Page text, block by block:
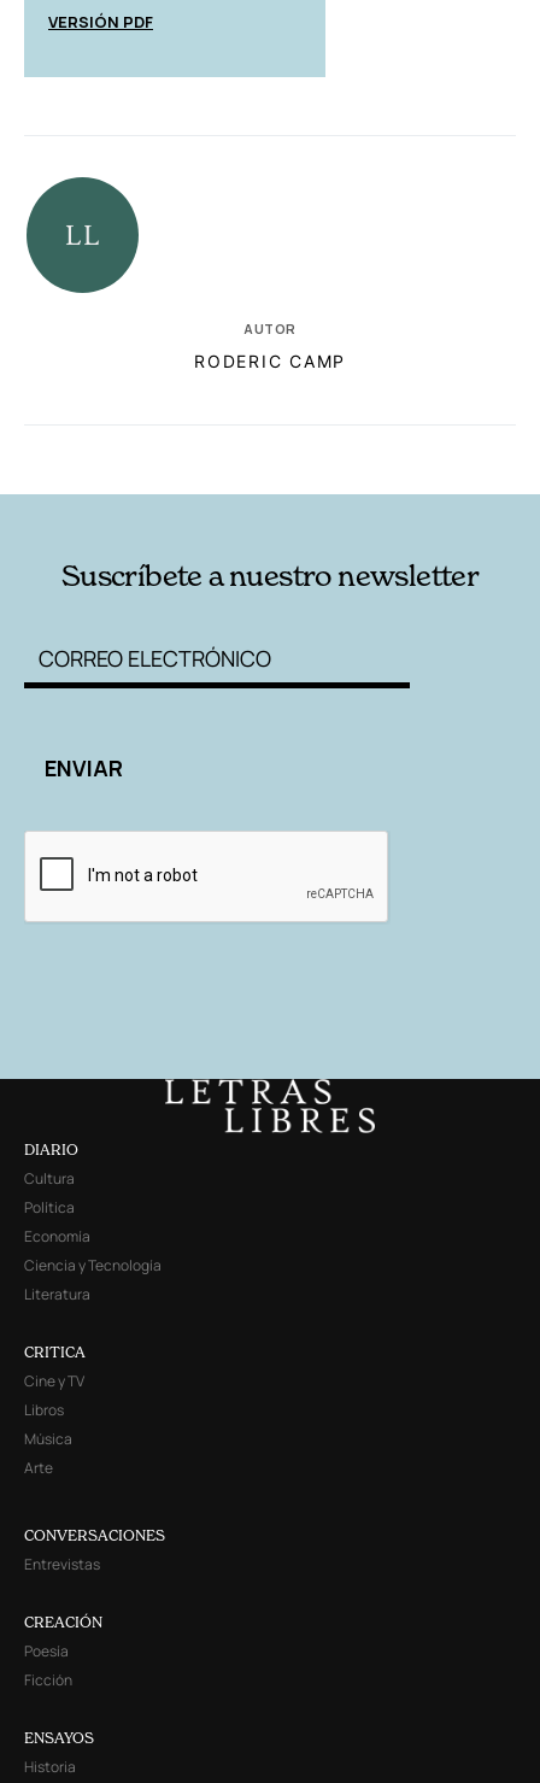
VERSIÓN PDF
AUTOR
RODERIC CAMP
Suscríbete a nuestro newsletter
DIARIO
Cultura
Política
Economía
Ciencia y Tecnología
Literatura
CRITICA
Cine y TV
Libros
Música
Arte
CONVERSACIONES
Entrevistas
CREACIÓN
Poesía
Ficción
ENSAYOS
Historia